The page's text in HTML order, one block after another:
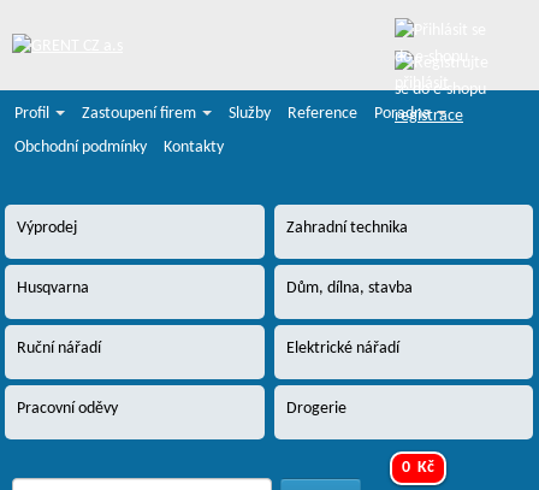
registrace
Profil
Zastoupení firem Služby Reference
Poradna
Obchodní podmínky
Kontakty
Výprodej Zahradní technika
Husqvarna Dům, dílna, stavba
Ruční nářadí Elektrické nářadí
Pracovní oděvy Drogerie
0 Kč